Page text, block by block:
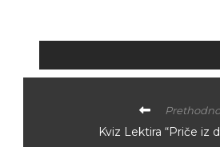
Prethodno
Kviz Lektira “Priče iz